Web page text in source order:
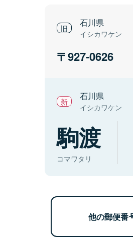
石川県
イシカワケン
927-0626
石川県
イシカワケン
駒渡
コマワタリ
他の郵便番